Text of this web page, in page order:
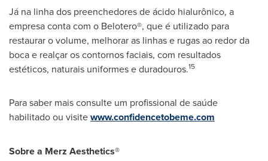
Já na linha dos preenchedores de ácido hialurônico, a
empresa conta com o Belotero®, que é utilizado para
restaurar o volume, melhorar as linhas e rugas ao redor da
boca e realçar os contornos faciais, com resultados
estéticos, naturais uniformes e duradouros.15
Para saber mais consulte um profissional de saúde
habilitado ou visitewww.confidencetobeme.com
Sobre a Merz Aesthetics®